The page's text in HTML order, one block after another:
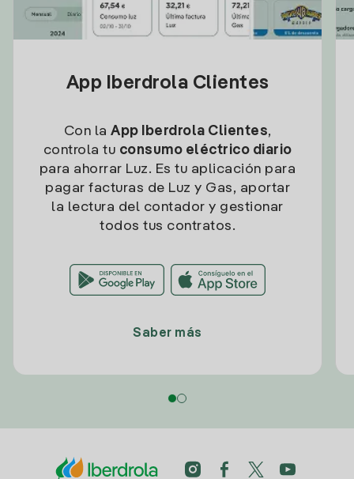
App Iberdrola Clientes
Con la App Iberdrola Clientes,
controla tu consumo eléctrico diario
para ahorrar Luz. Es tu aplicación para
pagar facturas de Luz y Gas, aportar
la lectura del contador y gestionar
todos tus contratos.
Saber más